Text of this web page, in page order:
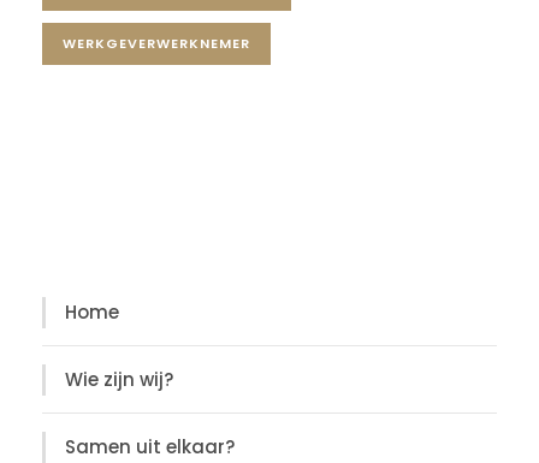
WERKGEVERWERKNEMER
Home
Wie zijn wij?
Samen uit elkaar?